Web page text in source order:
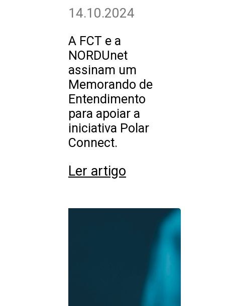
14.10.2024
A FCT e a
NORDUnet
assinam um
Memorando de
Entendimento
para apoiar a
iniciativa Polar
Connect.
Ler artigo